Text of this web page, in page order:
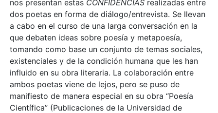
nos presentan estas CONFIDENCIAS realizadas entre
dos poetas en forma de diálogo/entrevista. Se llevan
a cabo en el curso de una larga conversación en la
que debaten ideas sobre poesía y metapoesía,
tomando como base un conjunto de temas sociales,
existenciales y de la condición humana que les han
influido en su obra literaria. La colaboración entre
ambos poetas viene de lejos, pero se puso de
manifiesto de manera especial en su obra “Poesía
Científica” (Publicaciones de la Universidad de